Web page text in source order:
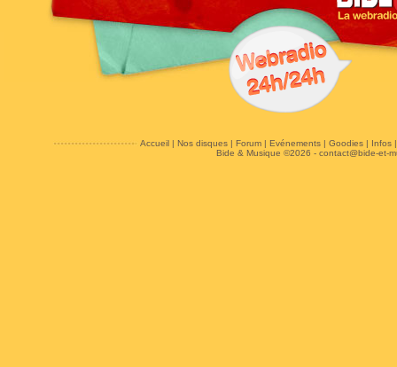
Accueil| Nos disques| Forum| Evénements| Goodies| Infos
Bide & Musique ©2026 - contact@bide-et-